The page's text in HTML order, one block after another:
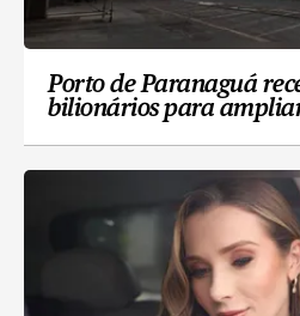
Porto de Paranaguá
bilionários para